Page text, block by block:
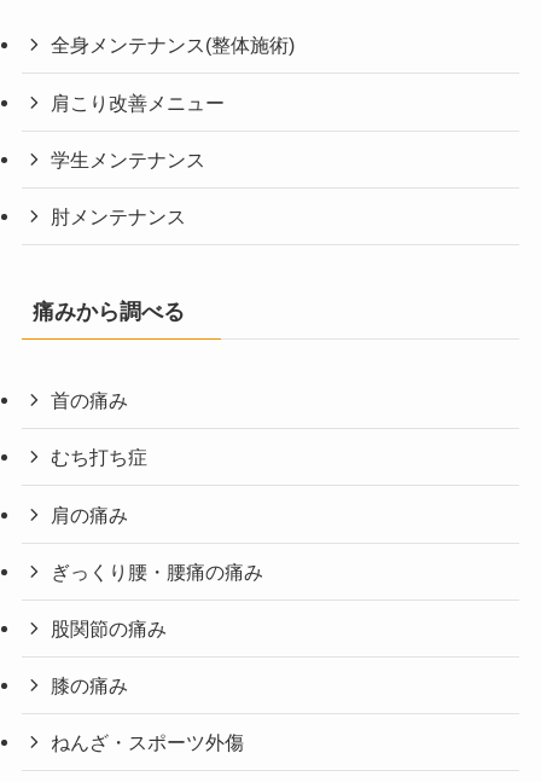
全身メンテナンス(整体施術)
肩こり改善メニュー
学生メンテナンス
肘メンテナンス
痛みから調べる
首の痛み
むち打ち症
肩の痛み
ぎっくり腰・腰痛の痛み
股関節の痛み
膝の痛み
ねんざ・スポーツ外傷